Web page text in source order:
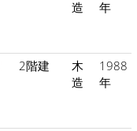
造
年
2階建
木
造
1988
年